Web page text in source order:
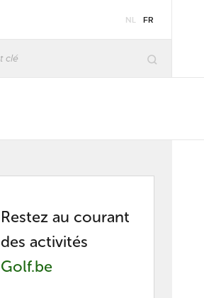
NL FR
Restez au courant
des activités
Golf.be